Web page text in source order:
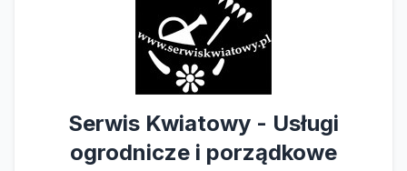
Serwis Kwiatowy - Usługi
ogrodnicze i porządkowe